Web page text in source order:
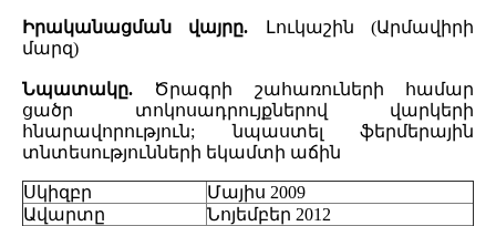
Իրականացման վայրը. Լուկաշին (Արմավիրի
մարզ)
Նպատակը. Ծրագրի շահառուների համար
ցածր տոկոսադրույքներով վարկերի
հնարավորություն; նպաստել ֆերմերային
տնտեսությունների եկամտի աճին
Սկիզբր
Մայիս 2009
Ավարտը
Նոյեմբեր 2012